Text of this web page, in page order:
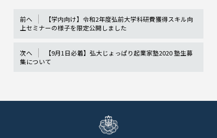
前へ
【学内向け】令和2年度弘前大学科研費獲得スキル向
上セミナーの様子を限定公開しました
次へ
【9月1日必着】弘大じょっぱり起業家塾2020 塾生募
集について